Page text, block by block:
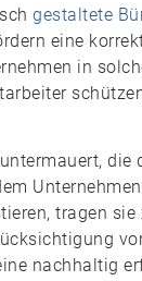
gestaltete
eine
in
die
tragen
nachhaltig